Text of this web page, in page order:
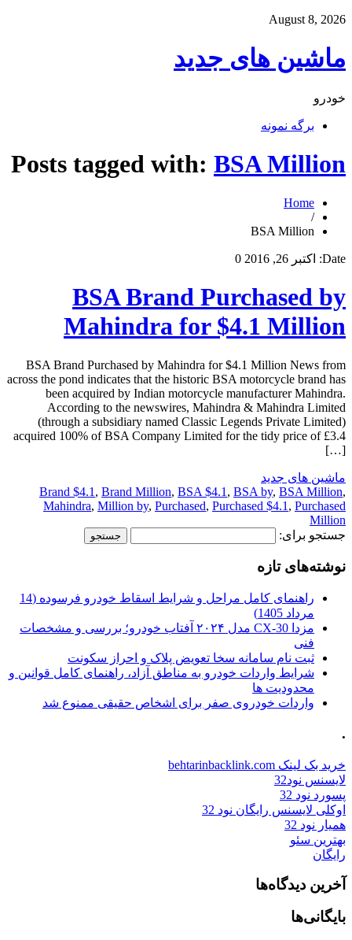
August 8, 2026
ماشین های جدید
خودرو
برگه نمونه
Posts tagged with: BSA Million
Home
/
BSA Million
Date: اکتبر 26, 2016 0
BSA Brand Purchased by
Mahindra for $4.1 Million
BSA Brand Purchased by Mahindra for $4.1 Million News from
across the pond indicates that the historic BSA motorcycle brand has
been acquired by Indian motorcycle manufacturer Mahindra.
According to the newswires, Mahindra & Mahindra Limited
(through a subsidiary named Classic Legends Private Limited)
acquired 100% of BSA Company Limited for the tidy price of £3.4
[…]
ماشین های جدید
Brand $4.1 , Brand Million, BSA $4.1 , BSA by, BSA Million,
Mahindra, Million by, Purchased, Purchased $4.1 , Purchased
Million
جستجو برای:
نوشته‌های تازه
راهنمای کامل مراحل و شرایط اسقاط خودرو فرسوده (14
مرداد 1405)
مزدا CX-30 مدل ۲۰۲۴ آفتاب خودرو؛ بررسی و مشخصات
فنی
ثبت نام سامانه سخا تعویض پلاک و احراز سکونت
شرایط واردات خودرو به مناطق آزاد، راهنمای کامل قوانین و
محدودیت ها
واردات خودروی صفر برای اشخاص حقیقی ممنوع شد
.
خرید بک لینک behtarinbacklink.com
لایسنس نود32
پسورد نود 32
اوکلی لایسنس رایگان نود 32
همیار نود 32
بهترین سئو
رایگان
آخرین دیدگاه‌ها
بایگانی‌ها